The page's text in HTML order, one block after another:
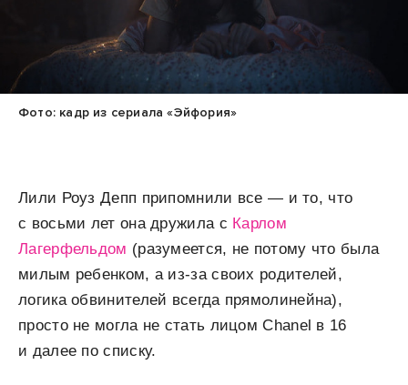
Фото: кадр из сериала «Эйфория»
Лили Роуз Депп припомнили все — и то, что
с восьми лет она дружила с Карлом
Лагерфельдом (разумеется, не потому что была
милым ребенком, а из-за своих родителей,
логика обвинителей всегда прямолинейна),
просто не могла не стать лицом Chanel в 16
и далее по списку.